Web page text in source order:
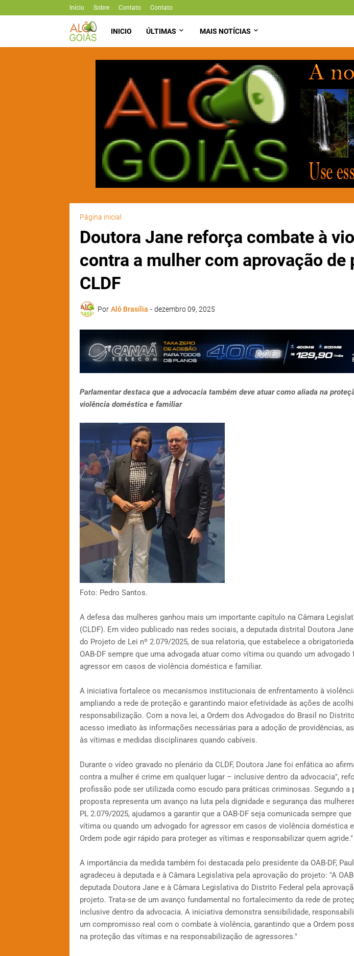
Início Sobre Contato Contato
INICIO ÚLTIMAS MAIS NOTÍCIAS
Página inicial
Doutora Jane reforça combate à
contra a mulher com aprovação de
CLDF
Por Alô Brasília - dezembro 09, 2025
Parlamentar destaca que a advocacia também deve atuar como aliada na
violência doméstica e familiar
Foto: Pedro Santos.
A defesa das mulheres ganhou mais um importante capítulo na Câmara
(CLDF). Em vídeo publicado nas redes sociais, a deputada distrital Doutora
do Projeto de Lei nº 2.079/2025, de sua relatoria, que estabelece a
OAB-DF sempre que uma advogada atuar como vítima ou quando um
agressor em casos de violência doméstica e familiar.
A iniciativa fortalece os mecanismos institucionais de enfrentamento à
ampliando a rede de proteção e garantindo maior efetividade às ações de
responsabilização. Com a nova lei, a Ordem dos Advogados do Brasil no
acesso imediato às informações necessárias para a adoção de providências,
às vítimas e medidas disciplinares quando cabíveis.
Durante o vídeo gravado no plenário da CLDF, Doutora Jane foi enfática ao
contra a mulher é crime em qualquer lugar – inclusive dentro da advocacia",
profissão pode ser utilizada como escudo para práticas criminosas. Segundo a
proposta representa um avanço na luta pela dignidade e segurança das
PL 2.079/2025, ajudamos a garantir que a OAB-DF seja comunicada sempre
vítima ou quando um advogado for agressor em casos de violência doméstica
Ordem pode agir rápido para proteger as vítimas e responsabilizar quem agride."
A importância da medida também foi destacada pelo presidente da OAB-DF,
agradeceu à deputada e à Câmara Legislativa pela aprovação do projeto: "A
deputada Doutora Jane e à Câmara Legislativa do Distrito Federal pela
projeto. Trata-se de um avanço fundamental no fortalecimento da rede de
inclusive dentro da advocacia. A iniciativa demonstra sensibilidade,
um compromisso real com o combate à violência, garantindo que a Ordem
na proteção das vítimas e na responsabilização de agressores."